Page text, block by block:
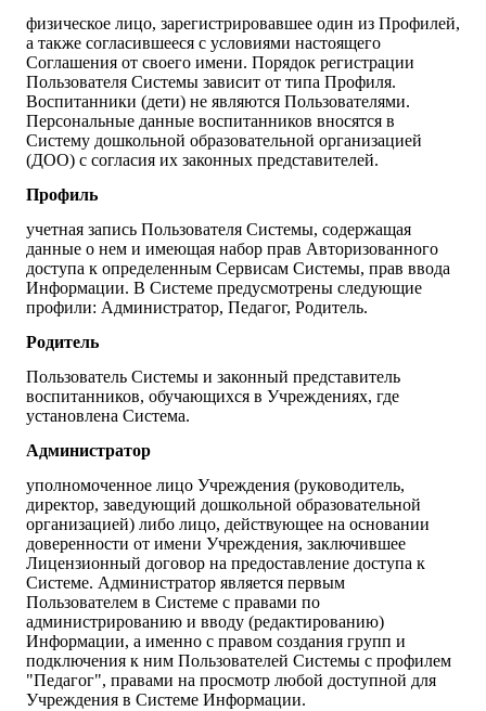
физическое лицо, зарегистрировавшее один из Профилей,
а также согласившееся с условиями настоящего
Соглашения от своего имени. Порядок регистрации
Пользователя Системы зависит от типа Профиля.
Воспитанники (дети) не являются Пользователями.
Персональные данные воспитанников вносятся в
Систему дошкольной образовательной организацией
(ДОО) с согласия их законных представителей.
Профиль
учетная запись Пользователя Системы, содержащая
данные о нем и имеющая набор прав Авторизованного
доступа к определенным Сервисам Системы, прав ввода
Информации. В Системе предусмотрены следующие
профили: Администратор, Педагог, Родитель.
Родитель
Пользователь Системы и законный представитель
воспитанников, обучающихся в Учреждениях, где
установлена Система.
Администратор
уполномоченное лицо Учреждения (руководитель,
директор, заведующий дошкольной образовательной
организацией) либо лицо, действующее на основании
доверенности от имени Учреждения, заключившее
Лицензионный договор на предоставление доступа к
Системе. Администратор является первым
Пользователем в Системе с правами по
администрированию и вводу (редактированию)
Информации, а именно с правом создания групп и
подключения к ним Пользователей Системы с профилем
"Педагог", правами на просмотр любой доступной для
Учреждения в Системе Информации.